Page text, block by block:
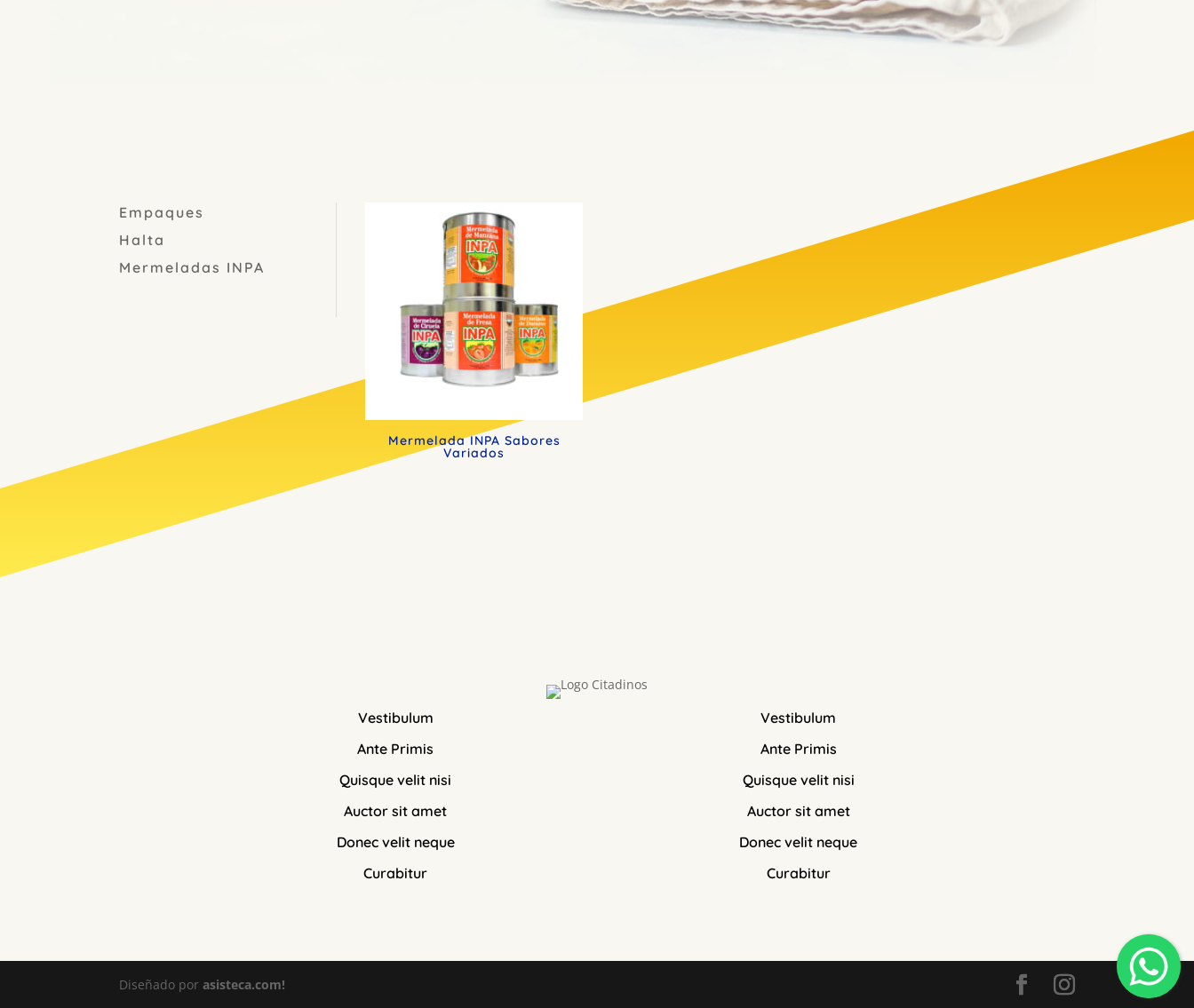
Empaques
Halta
Mermeladas INPA
Mermelada INPA Sabores
Variados
Vestibulum
Ante Primis
Quisque velit nisi
Auctor sit amet
Donec velit neque
Curabitur
Vestibulum
Ante Primis
Quisque velit nisi
Auctor sit amet
Donec velit neque
Curabitur
Diseñado porasisteca.com!